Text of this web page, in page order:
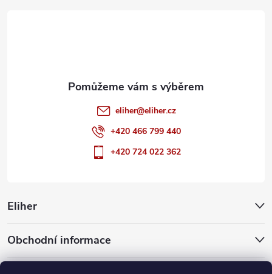
Eliher
Obchodní informace
eliher@eliher.cz
+420 466 799 440
+420 724 022 362